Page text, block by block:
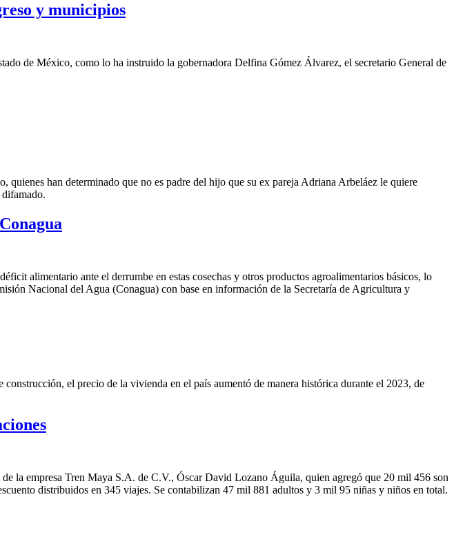
y municipios
de México, como lo ha instruido la gobernadora Delfina Gómez Álvarez, el secretario General de
quienes han determinado que no es padre del hijo que su ex pareja Adriana Arbeláez le quiere
alimentario ante el derrumbe en estas cosechas y otros productos agroalimentarios básicos, lo
Nacional del Agua (Conagua) con base en información de la Secretaría de Agricultura y
el precio de la vivienda en el país aumentó de manera histórica durante el 2023, de
la empresa Tren Maya S.A. de C.V., Óscar David Lozano Águila, quien agregó que 20 mil 456 son
distribuidos en 345 viajes. Se contabilizan 47 mil 881 adultos y 3 mil 95 niñas y niños en total.